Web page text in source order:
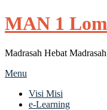
MAN 1
Madrasah Hebat
Menu
Visi Misi
e-Learning